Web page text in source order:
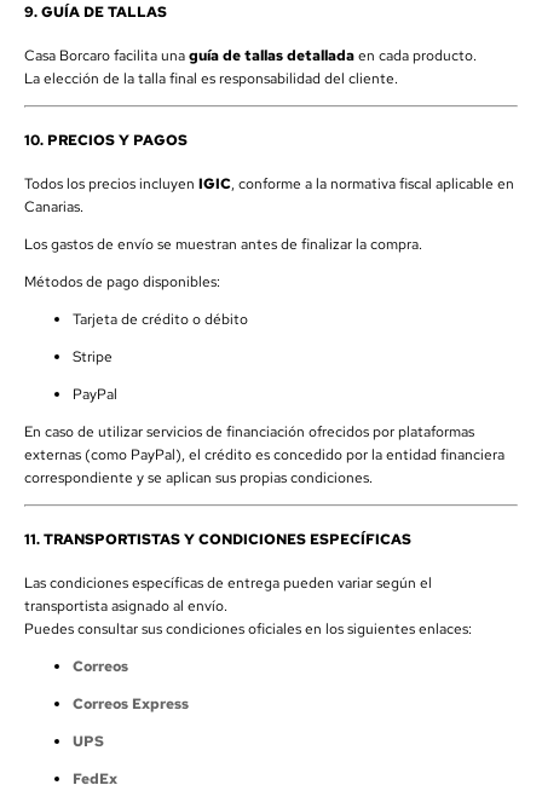
9. GUÍA DE TALLAS
Casa Borcaro facilita unaguía de tallas detalladaen cada producto.
La elección de la talla final es responsabilidad del cliente.
10. PRECIOS Y PAGOS
Todos los precios incluyen IGIC, conforme a la normativa fiscal aplicable en
Canarias.
Los gastos de envío se muestran antes de finalizar la compra.
Métodos de pago disponibles:
Tarjeta de crédito o débito
Stripe
PayPal
En caso de utilizar servicios de financiación ofrecidos por plataformas
externas (como PayPal), el crédito es concedido por la entidad financiera
correspondiente y se aplican sus propias condiciones.
11. TRANSPORTISTAS Y CONDICIONES ESPECÍFICAS
Las condiciones específicas de entrega pueden variar según el
transportista asignado al envío.
Puedes consultar sus condiciones oficiales en los siguientes enlaces:
Correos
Correos Express
UPS
FedEx